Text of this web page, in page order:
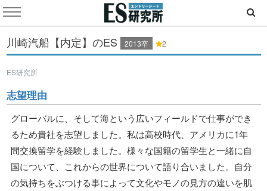
川崎汽船【内定】のES 2013卒 2
ES研究所
志望理由
グローバルに、そして海という広いフィールドで仕事ができ
るため貴社を志望しました。私は高校時代、アメリカに1年
間交換留学を経験しました。様々な国籍の留学生と一緒に自
国について、これからの世界について語り合いました。自分
の気持ちをぶつける事によって文化やモノの見方の違いを肌